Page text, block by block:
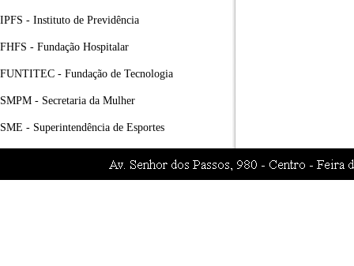
IPFS - Instituto de Previdência
FHFS - Fundação Hospitalar
FUNTITEC - Fundação de Tecnologia
SMPM - Secretaria da Mulher
SME - Superintendência de Esportes